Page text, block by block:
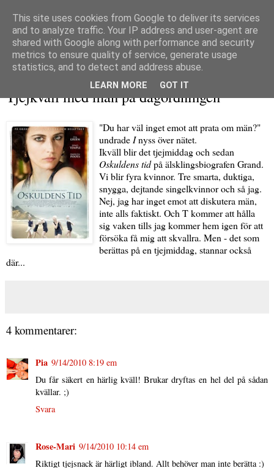
Tjejkväll med män på dagordningen
"Du har väl inget emot att prata om män?"
undrade Inyss över nätet.
Ikväll blir det tjejmiddag och sedan
Oskuldens tidpå älsklingsbiografen Grand.
Vi blir fyra kvinnor. Tre smarta, duktiga,
snygga, dejtande singelkvinnor och så jag.
Nej, jag har inget emot att diskutera män,
inte alls faktiskt. Och T kommer att hålla
sig vaken tills jag kommer hem igen för att
försöka få mig att skvallra. Men - det som
berättas på en tjejmiddag, stannar också
där...
4 kommentarer:
Pia 9/14/2010 8:19 em
Du får säkert en härlig kväll! Brukar dryftas en hel del på sådan
kvällar. ;)
Svara
Rose-Mari 9/14/2010 10:14 em
Riktigt tjejsnack är härligt ibland. Allt behöver man inte berätta :)
This site uses cookies from Google to deliver its services
and to analyze traffic. Your IP address and user-agent are
shared with Google along with performance and security
metrics to ensure quality of service, generate usage
statistics, and to detect and address abuse.
LEARN MORE GOT IT